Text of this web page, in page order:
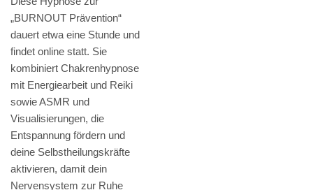
„BURNOUT Prävention“
dauert etwa eine Stunde und
findet online statt. Sie
kombiniert Chakrenhypnose
mit Energiearbeit und Reiki
sowie ASMR und
Visualisierungen, die
Entspannung fördern und
deine Selbstheilungskräfte
aktivieren, damit dein
Nervensystem zur Ruhe